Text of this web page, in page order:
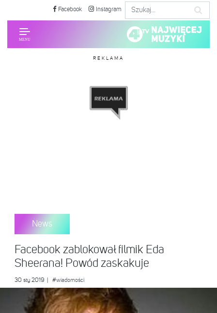
Facebook Instagram
REKLAMA
News
Facebook zablokował filmik Eda
Sheerana! Powód zaskakuje
30 sty 2019 #wiadomości